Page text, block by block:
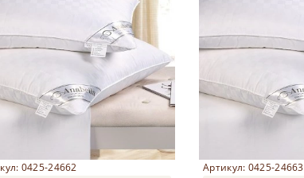
0425-24662 Артикул: 0425-24663